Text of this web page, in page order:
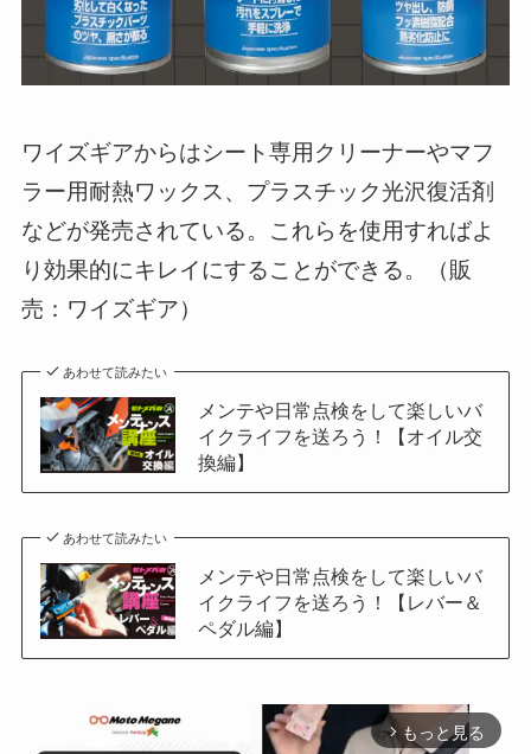
ワイズギアからはシート専用クリーナーやマフ
ラー用耐熱ワックス、プラスチック光沢復活剤
などが発売されている。これらを使用すればよ
り効果的にキレイにすることができる。（販
売：ワイズギア）
あわせて読みたい
メンテや日常点検をして楽しいバ
イクライフを送ろう！【オイル交
換編】
あわせて読みたい
メンテや日常点検をして楽しいバ
イクライフを送ろう！【レバー＆
ペダル編】
arrow_forward_ios もっと見る